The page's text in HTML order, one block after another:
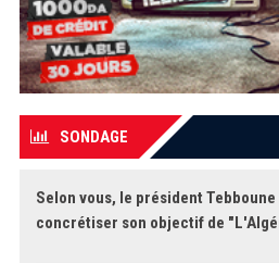
SONDAGE
Selon vous, le président
concrétiser son objectif de